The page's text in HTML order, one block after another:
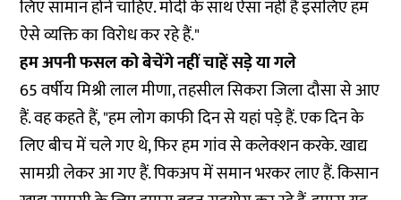
लिए सामान होने चाहिए. मोदी के साथ ऐसा नहीं है इसलिए हम
ऐसे व्यक्ति का विरोध कर रहे हैं."
हम अपनी फसल को बेचेंगे नहीं चाहें सड़े या गले
65 वर्षीय मिश्री लाल मीणा, तहसील सिकरा जिला दौसा से आए
हैं. वह कहते हैं, "हम लोग काफी दिन से यहां पड़े हैं. एक दिन के
लिए बीच में चले गए थे, फिर हम गांव से कलेक्शन करके. खाद्य
सामग्री लेकर आ गए हैं. पिकअप में समान भरकर लाए हैं. किसान